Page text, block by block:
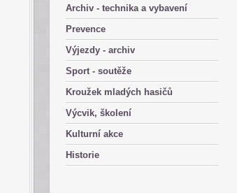
Archiv - technika a vybavení
Prevence
Výjezdy - archiv
Sport - soutěže
Kroužek mladých hasičů
Výcvik, školení
Kulturní akce
Historie